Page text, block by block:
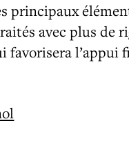
principaux
avec plus de
l’appui